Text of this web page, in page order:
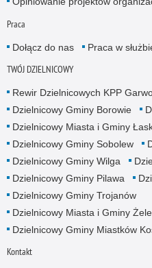
Praca
Dołącz do nas Praca w
TWÓJ DZIELNICOWY
Rewir Dzielnicowych KPP
Dzielnicowy Gminy Borowie
Dzielnicowy Miasta i Gminy
Dzielnicowy Gminy Sobolew
Dzielnicowy Gminy Wilga
Dzielnicowy Gminy Pilawa
Dzielnicowy Gminy Trojanów
Dzielnicowy Miasta i Gminy
Dzielnicowy Gminy Miastków
Kontakt